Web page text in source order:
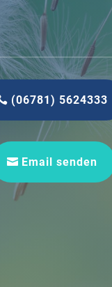
(06781) 5624333
Email senden